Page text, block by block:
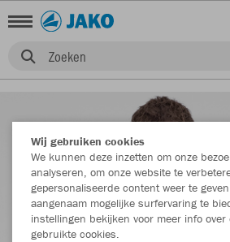
Zoeken
Wij gebruiken cookies
We kunnen deze inzetten om onze
analyseren, om onze website te
gepersonaliseerde content weer te
aangenaam mogelijke surfervaring te
instellingen bekijken voor meer info over
gebruikte cookies.